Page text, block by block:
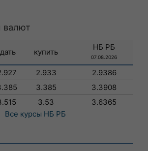
валют
купить
НБ РБ
07.08.2026
2.933
2.9386
3.385
3.3908
3.53
3.6365
Все курсы НБ РБ